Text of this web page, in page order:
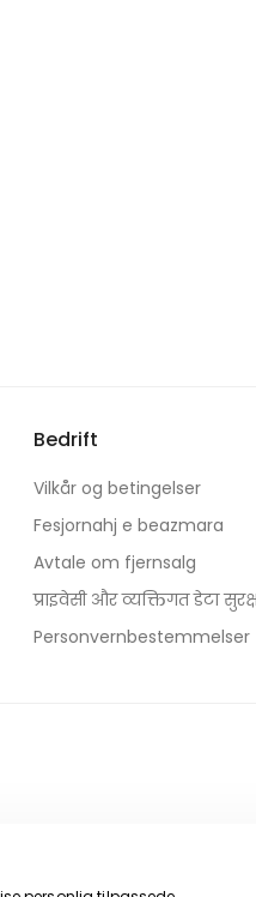
Bedrift
Vilkår og betingelser
Fesjornahj e beazmara
Avtale om fjernsalg
प्राइवेसी और व्यक्तिगत डेटा
Personvernbestemmelser